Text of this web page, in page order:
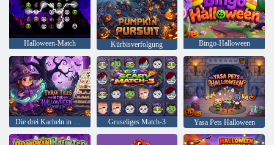
Halloween-Match Kürbisverfolgung Bingo-Halloween
Die drei Kacheln in der Halloween-Welt Gruseliges Match-3 Yasa Pets Halloween